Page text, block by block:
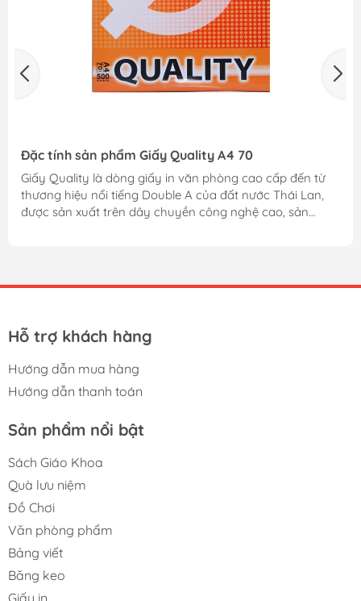
Đặc tính sản phẩm Giấy Quality A4 70
Giấy Quality là dòng giấy in văn phòng cao cấp đến từ
thương hiệu nổi tiếng Double A của đất nước Thái Lan,
được sản xuất trên dây chuyền công nghệ cao, sản
thuộc. Chất liệu và...
Hỗ trợ khách hàng
Hướng dẫn mua hàng
Hướng dẫn thanh toán
Sản phẩm nổi bật
Sách Giáo Khoa
Quà lưu niệm
Đồ Chơi
Văn phòng phẩm
Bảng viết
Băng keo
Giấy in